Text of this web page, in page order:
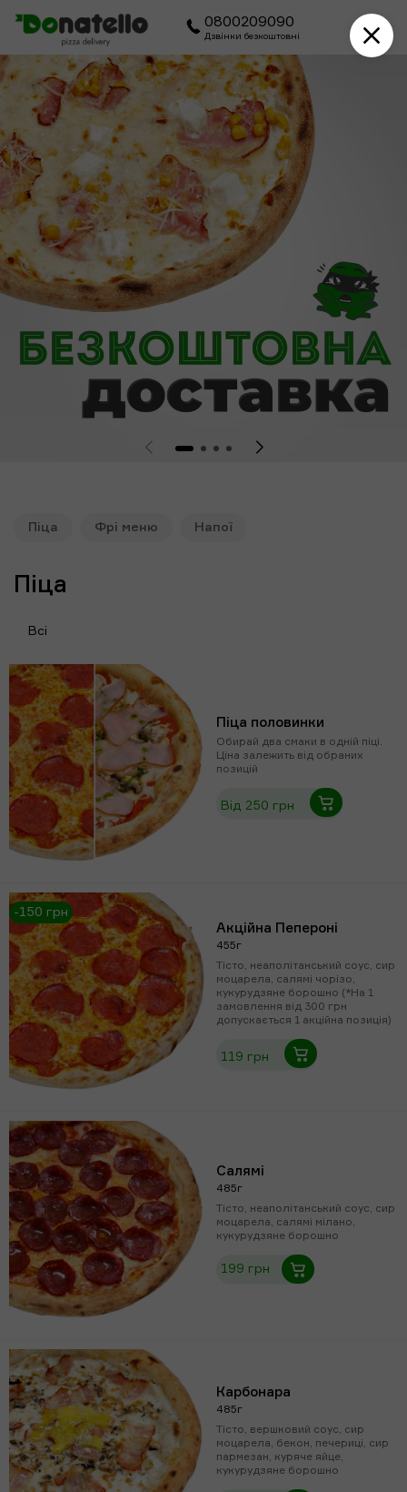
0800209090
Дзвінки безкоштовні
Піца Фрі меню Напої
Піца
Всі
Піца половинки
Обирай два смаки в одній піці.
Ціна залежить від обраних
позицій
Від 250 грн
-150 грн
Акційна Пепероні
455г
Тісто, неаполітанський соус, сир
моцарела, салямі чорізо,
кукурудзяне борошно (*На 1
замовлення від 300 грн
допускається 1 акційна позиція)
119 грн
Салямі
485г
Тісто, неаполітанський соус, сир
моцарела, салямі мілано,
кукурудзяне борошно
199 грн
Карбонара
485г
Тісто, вершковий соус, сир
моцарела, бекон, печериці, сир
пармезан, куряче яйце,
кукурудзяне борошно